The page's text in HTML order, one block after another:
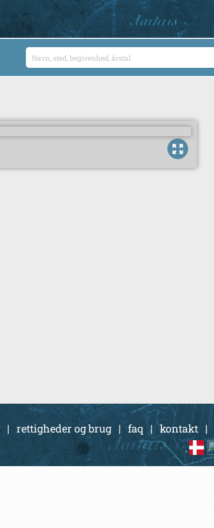
| rettigheder og brug|faq |kontakt|